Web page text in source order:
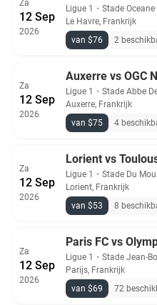
Za
12 Sep
2026
Ligue 1 ・ Stade Oceane
Le Havre, Frankrijk
van $76
2
Za
12 Sep
2026
Auxerre vs OGC
Ligue 1 ・ Stade Abbe
Auxerre, Frankrijk
van $75
4
Za
12 Sep
2026
Lorient vs
Ligue 1 ・ Stade Du
Lorient, Frankrijk
van $53
8
Za
12 Sep
2026
Paris FC vs
Ligue 1 ・ Stade Jean-
Parijs, Frankrijk
van $69
72